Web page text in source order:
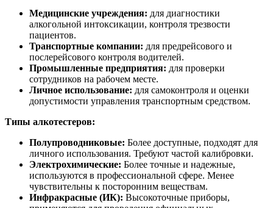
Медицинские учреждения: для диагностики
алкогольной интоксикации, контроля трезвости
пациентов.
Транспортные компании: для предрейсового и
послерейсового контроля водителей.
Промышленные предприятия: для проверки
сотрудников на рабочем месте.
Личное использование: для самоконтроля и оценки
допустимости управления транспортным средством.
Типы алкотестеров:
Полупроводниковые: Более доступные, подходят для
личного использования. Требуют частой калибровки.
Электрохимические: Более точные и надежные,
используются в профессиональной сфере. Менее
чувствительны к посторонним веществам.
Инфракрасные (ИК): Высокоточные приборы,